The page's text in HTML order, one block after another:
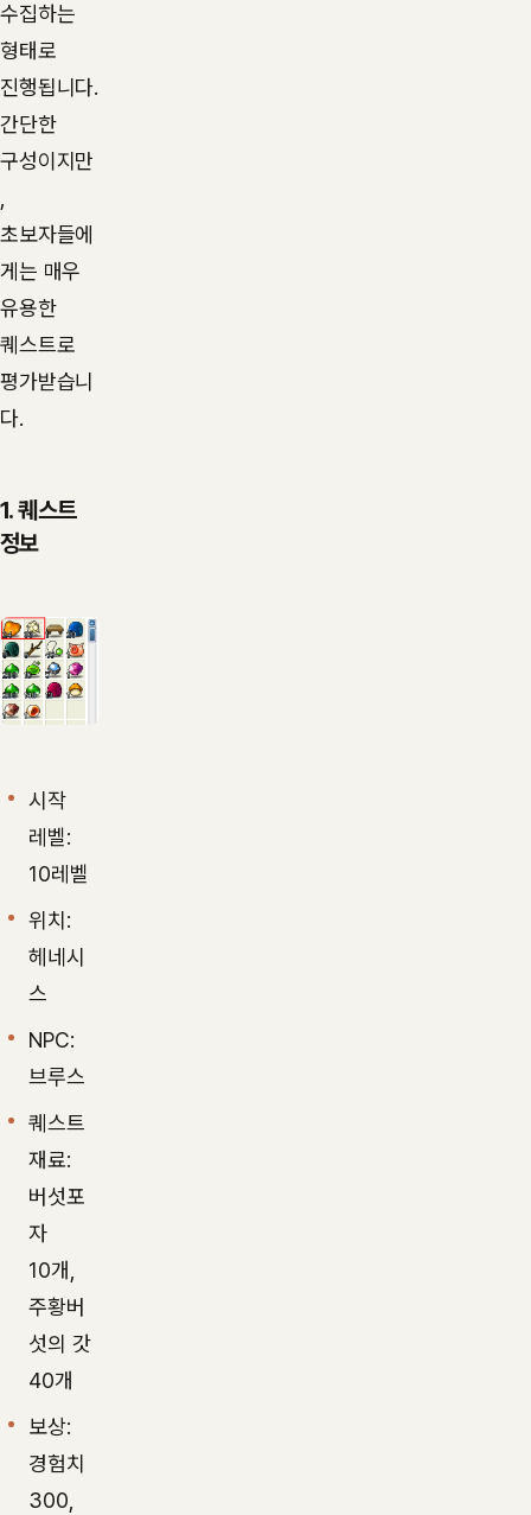
수집하는
형태로
진행됩니다.
간단한
구성이지만
,
초보자들에
게는 매우
유용한
퀘스트로
평가받습니
다.
1. 퀘스트
정보
시작
레벨:
10레벨
위치:
헤네시
스
NPC:
브루스
퀘스트
재료:
버섯포
자
10개,
주황버
섯의 갓
40개
보상:
경험치
300,